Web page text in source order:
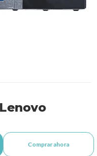
Comprar ahora